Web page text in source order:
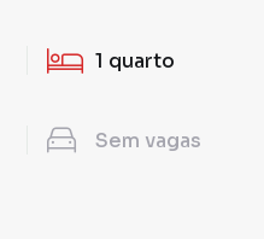
1 quarto
Sem vagas